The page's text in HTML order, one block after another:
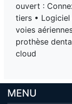
ouvert :
tiers • Logiciel
voies
prothèse
cloud
MENU